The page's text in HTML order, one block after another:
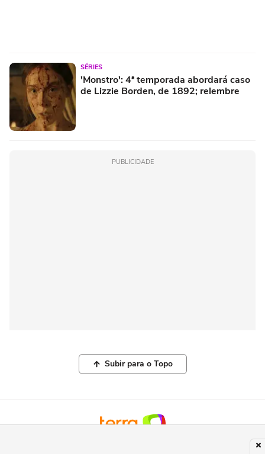
SÉRIES
'Monstro': 4ª temporada abordará caso
de Lizzie Borden, de 1892; relembre
PUBLICIDADE
Subir para o Topo